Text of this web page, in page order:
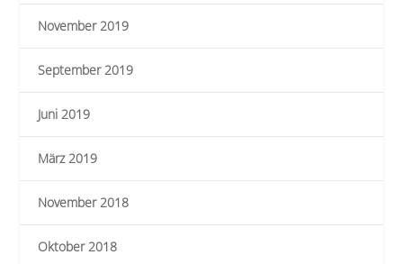
November 2019
September 2019
Juni 2019
März 2019
November 2018
Oktober 2018